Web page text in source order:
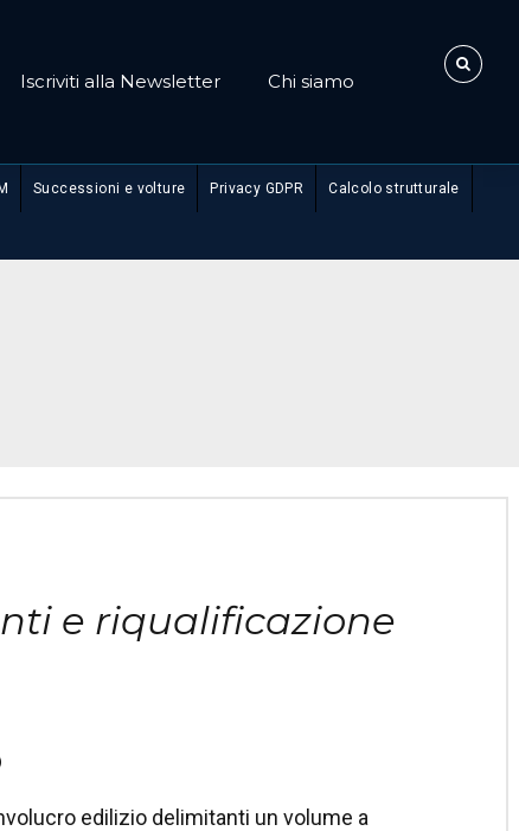
Iscriviti alla Newsletter Chi siamo
Successioni e volture Privacy GDPR Calcolo strutturale
e riqualificazione
edilizio delimitanti un volume a